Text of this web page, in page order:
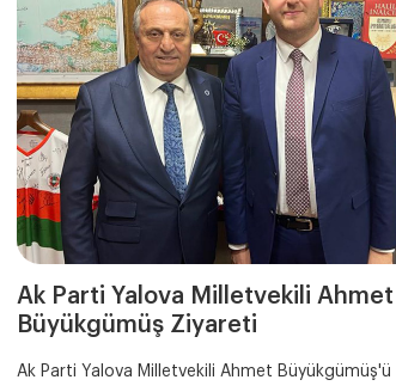
Ak Parti Yalova Milletvekili Ahmet
Büyükgümüş Ziyareti
Ak Parti Yalova Milletvekili Ahmet Büyükgümüş'ü